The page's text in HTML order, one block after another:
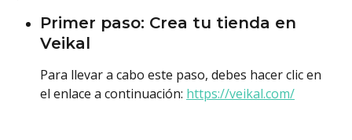
Primer paso: Crea tu tienda en
Veikal
Para llevar a cabo este paso, debes hacer clic en
el enlace a continuación: https://veikal.com/